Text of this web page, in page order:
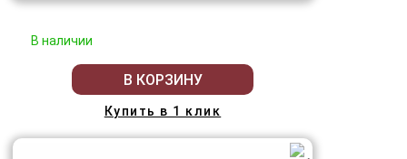
В наличии
В КОРЗИНУ
Купить в 1 клик